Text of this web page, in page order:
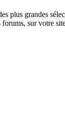
grandes
forums, sur votre